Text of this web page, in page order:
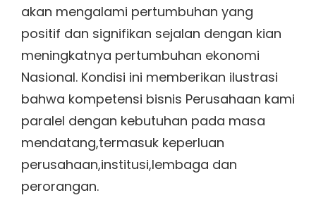
akan mengalami pertumbuhan yang
positif dan signifikan sejalan dengan kian
meningkatnya pertumbuhan ekonomi
Nasional. Kondisi ini memberikan ilustrasi
bahwa kompetensi bisnis Perusahaan kami
paralel dengan kebutuhan pada masa
mendatang,termasuk keperluan
perusahaan,institusi,lembaga dan
perorangan.